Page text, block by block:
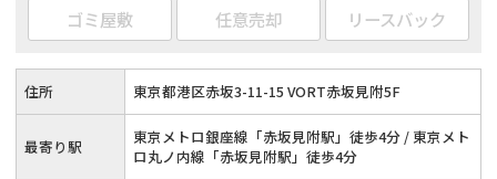
ゴミ屋敷
任意売却 リースバック
住所 東京都港区赤坂3-11-15 VORT赤坂見附5F
最寄り駅
東京メトロ銀座線「赤坂見附駅」徒歩4分 / 東京メト
ロ丸ノ内線「赤坂見附駅」徒歩4分